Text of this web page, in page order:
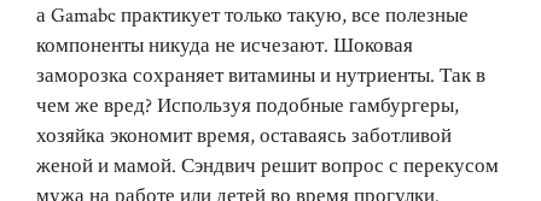
а Gamabc практикует только такую, все полезные
компоненты никуда не исчезают. Шоковая
заморозка сохраняет витамины и нутриенты. Так в
чем же вред? Используя подобные гамбургеры,
хозяйка экономит время, оставаясь заботливой
женой и мамой. Сэндвич решит вопрос с перекусом